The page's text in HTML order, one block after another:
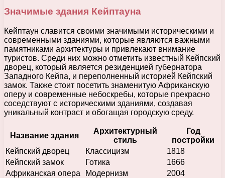
Значимые здания Кейптауна
Кейптаун славится своими значимыми историческими и
современными зданиями, которые являются важными
памятниками архитектуры и привлекают внимание
туристов. Среди них можно отметить известный Кейпский
дворец, который является резиденцией губернатора
Западного Кейпа, и переполненный историей Кейпский
замок. Также стоит посетить знаменитую Африканскую
оперу и современные небоскребы, которые прекрасно
соседствуют с историческими зданиями, создавая
уникальный контраст и обогащая городскую среду.
Название здания
Архитектурный
стиль
Год
постройки
Кейпский дворец
Классицизм
1818
Кейпский замок
Готика
1666
Африканская опера
Модернизм
2004